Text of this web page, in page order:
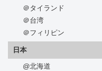
＠タイランド
＠台湾
＠フィリピン
日本
@北海道